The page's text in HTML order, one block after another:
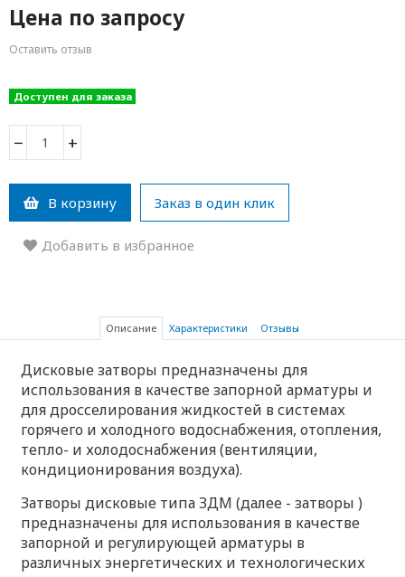
Цена по запросу
Оставить отзыв
Доступен для заказа
− +
В корзину Заказ в один клик
Добавить в избранное
Описание Характеристики Отзывы
Дисковые затворы предназначены для
использования в качестве запорной арматуры и
для дросселирования жидкостей в системах
горячего и холодного водоснабжения, отопления,
тепло- и холодоснабжения (вентиляции,
кондиционирования воздуха).
Затворы дисковые типа ЗДМ (далее - затворы )
предназначены для использования в качестве
запорной и регулирующей арматуры в
различных энергетических и технологических